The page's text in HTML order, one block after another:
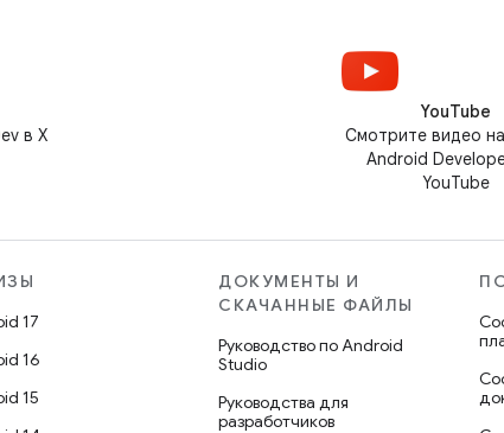
в X
YouTube
Смотрите видео
Android
YouTube
17
16
15
ДОКУМЕНТЫ И
СКАЧАННЫЕ ФАЙЛЫ
Руководство по Android
Studio
Руководства для
разработчиков